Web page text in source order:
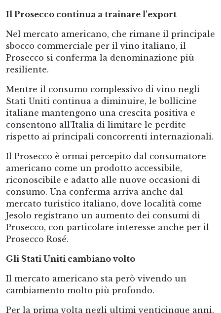
Il Prosecco continua a trainare l'export
Nel mercato americano, che rimane il principale
sbocco commerciale per il vino italiano, il
Prosecco si conferma la denominazione più
resiliente.
Mentre il consumo complessivo di vino negli
Stati Uniti continua a diminuire, le bollicine
italiane mantengono una crescita positiva e
consentono all'Italia di limitare le perdite
rispetto ai principali concorrenti internazionali.
Il Prosecco è ormai percepito dal consumatore
americano come un prodotto accessibile,
riconoscibile e adatto alle nuove occasioni di
consumo. Una conferma arriva anche dal
mercato turistico italiano, dove località come
Jesolo registrano un aumento dei consumi di
Prosecco, con particolare interesse anche per il
Prosecco Rosé.
Gli Stati Uniti cambiano volto
Il mercato americano sta però vivendo un
cambiamento molto più profondo.
Per la prima volta negli ultimi venticinque anni,